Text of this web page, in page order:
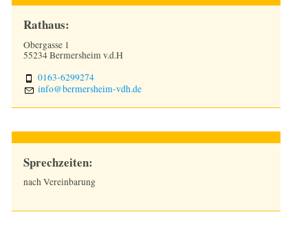
Rathaus:
Obergasse 1
55234 Bermersheim v.d.H
0163-6299274
nf
b rm rsh m-vdh d
Sprechzeiten:
nach Vereinbarung